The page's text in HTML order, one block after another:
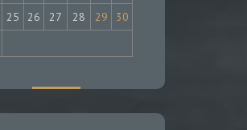
25 26 27 28 29
30